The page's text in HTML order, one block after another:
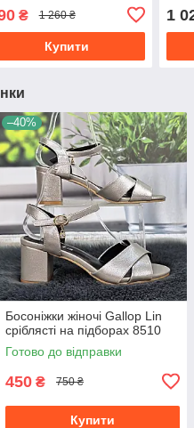
₴ 1 260 ₴
Купити
1
–40%
Босоніжки жіночі Gallop Lin
сріблясті на підборах 8510
Готово до відправки
450 ₴ 750 ₴
Купити